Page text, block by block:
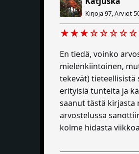
Kirjoja 97, Arviot
En tiedä, voinko
mielenkiintoinen,
tekevät)
erityisiä tunteita ja
saanut tästä kirjasta
arvostelussa
kolme hidasta